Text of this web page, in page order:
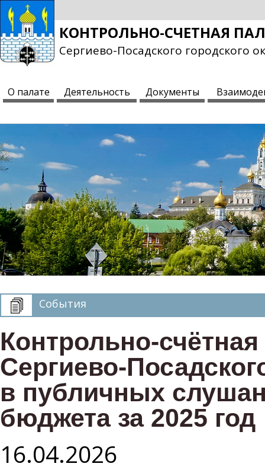
КОНТРОЛЬНО-СЧЕТНАЯ
Сергиево-Посадского городского
О палате Деятельность Документы
События
в публичных
бюджета за 2025 год
16.04.2026